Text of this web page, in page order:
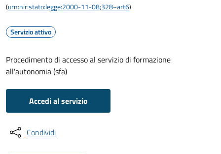
(urn:nir:stato:legge:2000-11-08;328~art6)
Servizio attivo
Procedimento di accesso al servizio di formazione
all'autonomia (sfa)
Accedi al servizio
Condividi